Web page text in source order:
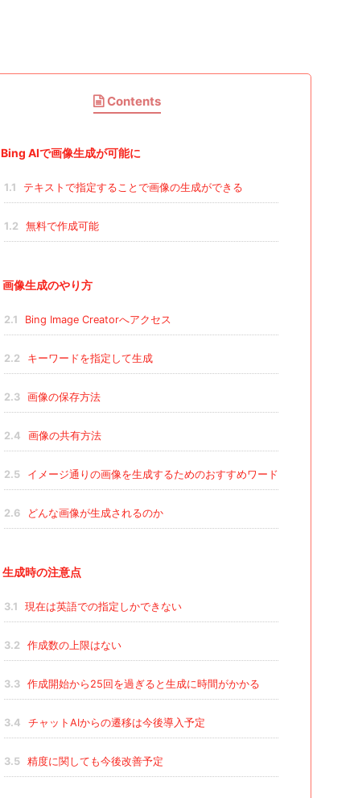
Contents
Bing AIで画像生成が可能に
1.1 テキストで指定することで画像の生成ができる
1.2 無料で作成可能
画像生成のやり方
2.1 Bing Image Creatorへアクセス
2.2 キーワードを指定して生成
2.3 画像の保存方法
2.4 画像の共有方法
2.5 イメージ通りの画像を生成するためのおすすめワード
2.6 どんな画像が生成されるのか
生成時の注意点
3.1 現在は英語での指定しかできない
3.2 作成数の上限はない
3.3 作成開始から25回を過ぎると生成に時間がかかる
3.4 チャットAIからの遷移は今後導入予定
3.5 精度に関しても今後改善予定